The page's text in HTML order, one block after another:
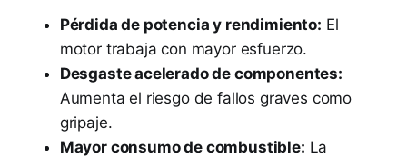
Pérdida de potencia y rendimiento: El
motor trabaja con mayor esfuerzo.
Desgaste acelerado de componentes:
Aumenta el riesgo de fallos graves como
gripaje.
Mayor consumo de combustible: La